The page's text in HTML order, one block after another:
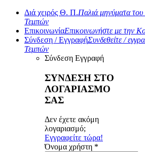
Διά χειρός Θ. Π.Παλιά μηνύματα
Τεμπών
ΕπικοινωνίαΕπικοινωνήστε με την
Σύνδεση / ΕγγραφήΣυνδεθείτε /
Τεμπών
Σύνδεση Εγγραφή
ΣΥΝΔΕΣΗ ΣΤΟ
ΛΟΓΑΡΙΑΣΜΟ
ΣΑΣ
Δεν έχετε ακόμη
λογαριασμό;
Εγγραφείτε τώρα!
Όνομα χρήστη *